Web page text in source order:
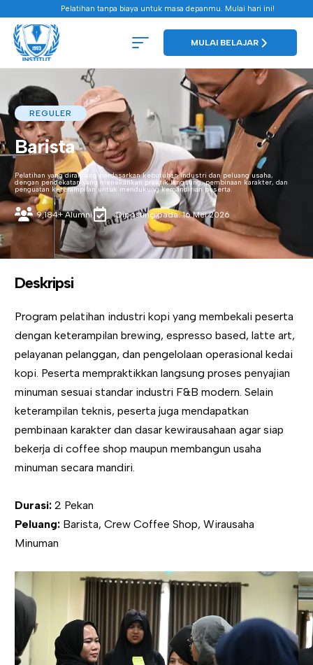
Pelatihan tanpa biaya untuk masa depanmu. Mulai hari ini!
MULAI BELAJAR
REGULER
Barista
Pelatihan yang dirancang berdasarkan kebutuhan industri dan peluang usaha,
dengan pendekatan yang menekankan praktik langsung, pembinaan karakter, dan
penguatan keterampilan untuk mendukung kemandirian peserta.
9,184+ Alumni Diposting pada: 16 Mei 2026
Deskripsi
Program pelatihan industri kopi yang membekali peserta
dengan keterampilan brewing, espresso based, latte art,
pelayanan pelanggan, dan pengelolaan operasional kedai
kopi. Peserta mempraktikkan langsung proses penyajian
minuman sesuai standar industri F&B modern. Selain
keterampilan teknis, peserta juga mendapatkan
pembinaan karakter dan dasar kewirausahaan agar siap
bekerja di coffee shop maupun membangun usaha
minuman secara mandiri.
Durasi: 2 Pekan
Peluang: Barista, Crew Coffee Shop, Wirausaha
Minuman